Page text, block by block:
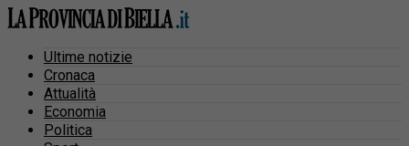
Ultime notizie
Cronaca
Attualità
Economia
Politica